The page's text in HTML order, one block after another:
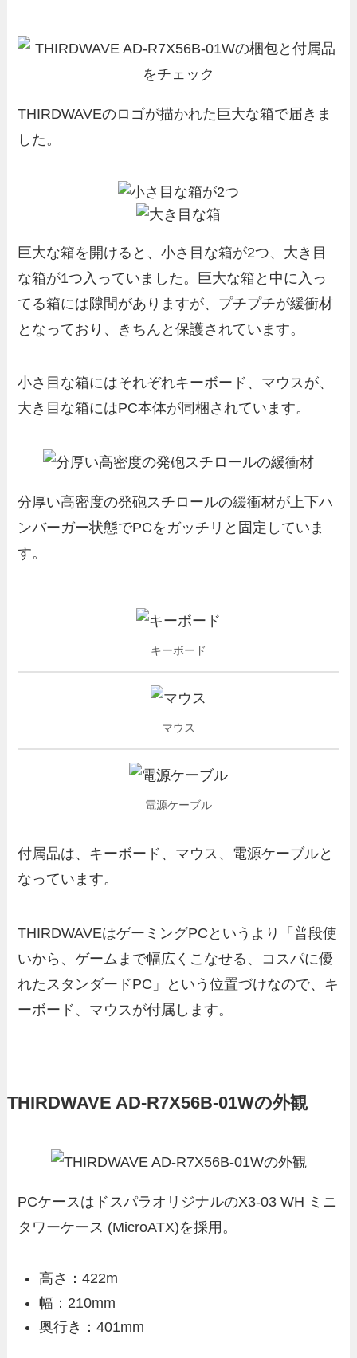
THIRDWAVEのロゴが描かれた巨大な箱で届きま
した。
巨大な箱を開けると、小さ目な箱が2つ、大き目
な箱が1つ入っていました。巨大な箱と中に入っ
てる箱には隙間がありますが、プチプチが緩衝材
となっており、きちんと保護されています。
小さ目な箱にはそれぞれキーボード、マウスが、
大き目な箱にはPC本体が同梱されています。
分厚い高密度の発砲スチロールの緩衝材が上下ハ
ンバーガー状態でPCをガッチリと固定していま
す。
キーボード
マウス
電源ケーブル
付属品は、キーボード、マウス、電源ケーブルと
なっています。
THIRDWAVEはゲーミングPCというより「普段使
いから、ゲームまで幅広くこなせる、コスパに優
れたスタンダードPC」という位置づけなので、キ
ーボード、マウスが付属します。
THIRDWAVE AD-R7X56B-01Wの外観
PCケースはドスパラオリジナルのX3-03 WH ミニ
タワーケース (MicroATX)を採用。
高さ：422m
幅：210mm
奥行き：401mm